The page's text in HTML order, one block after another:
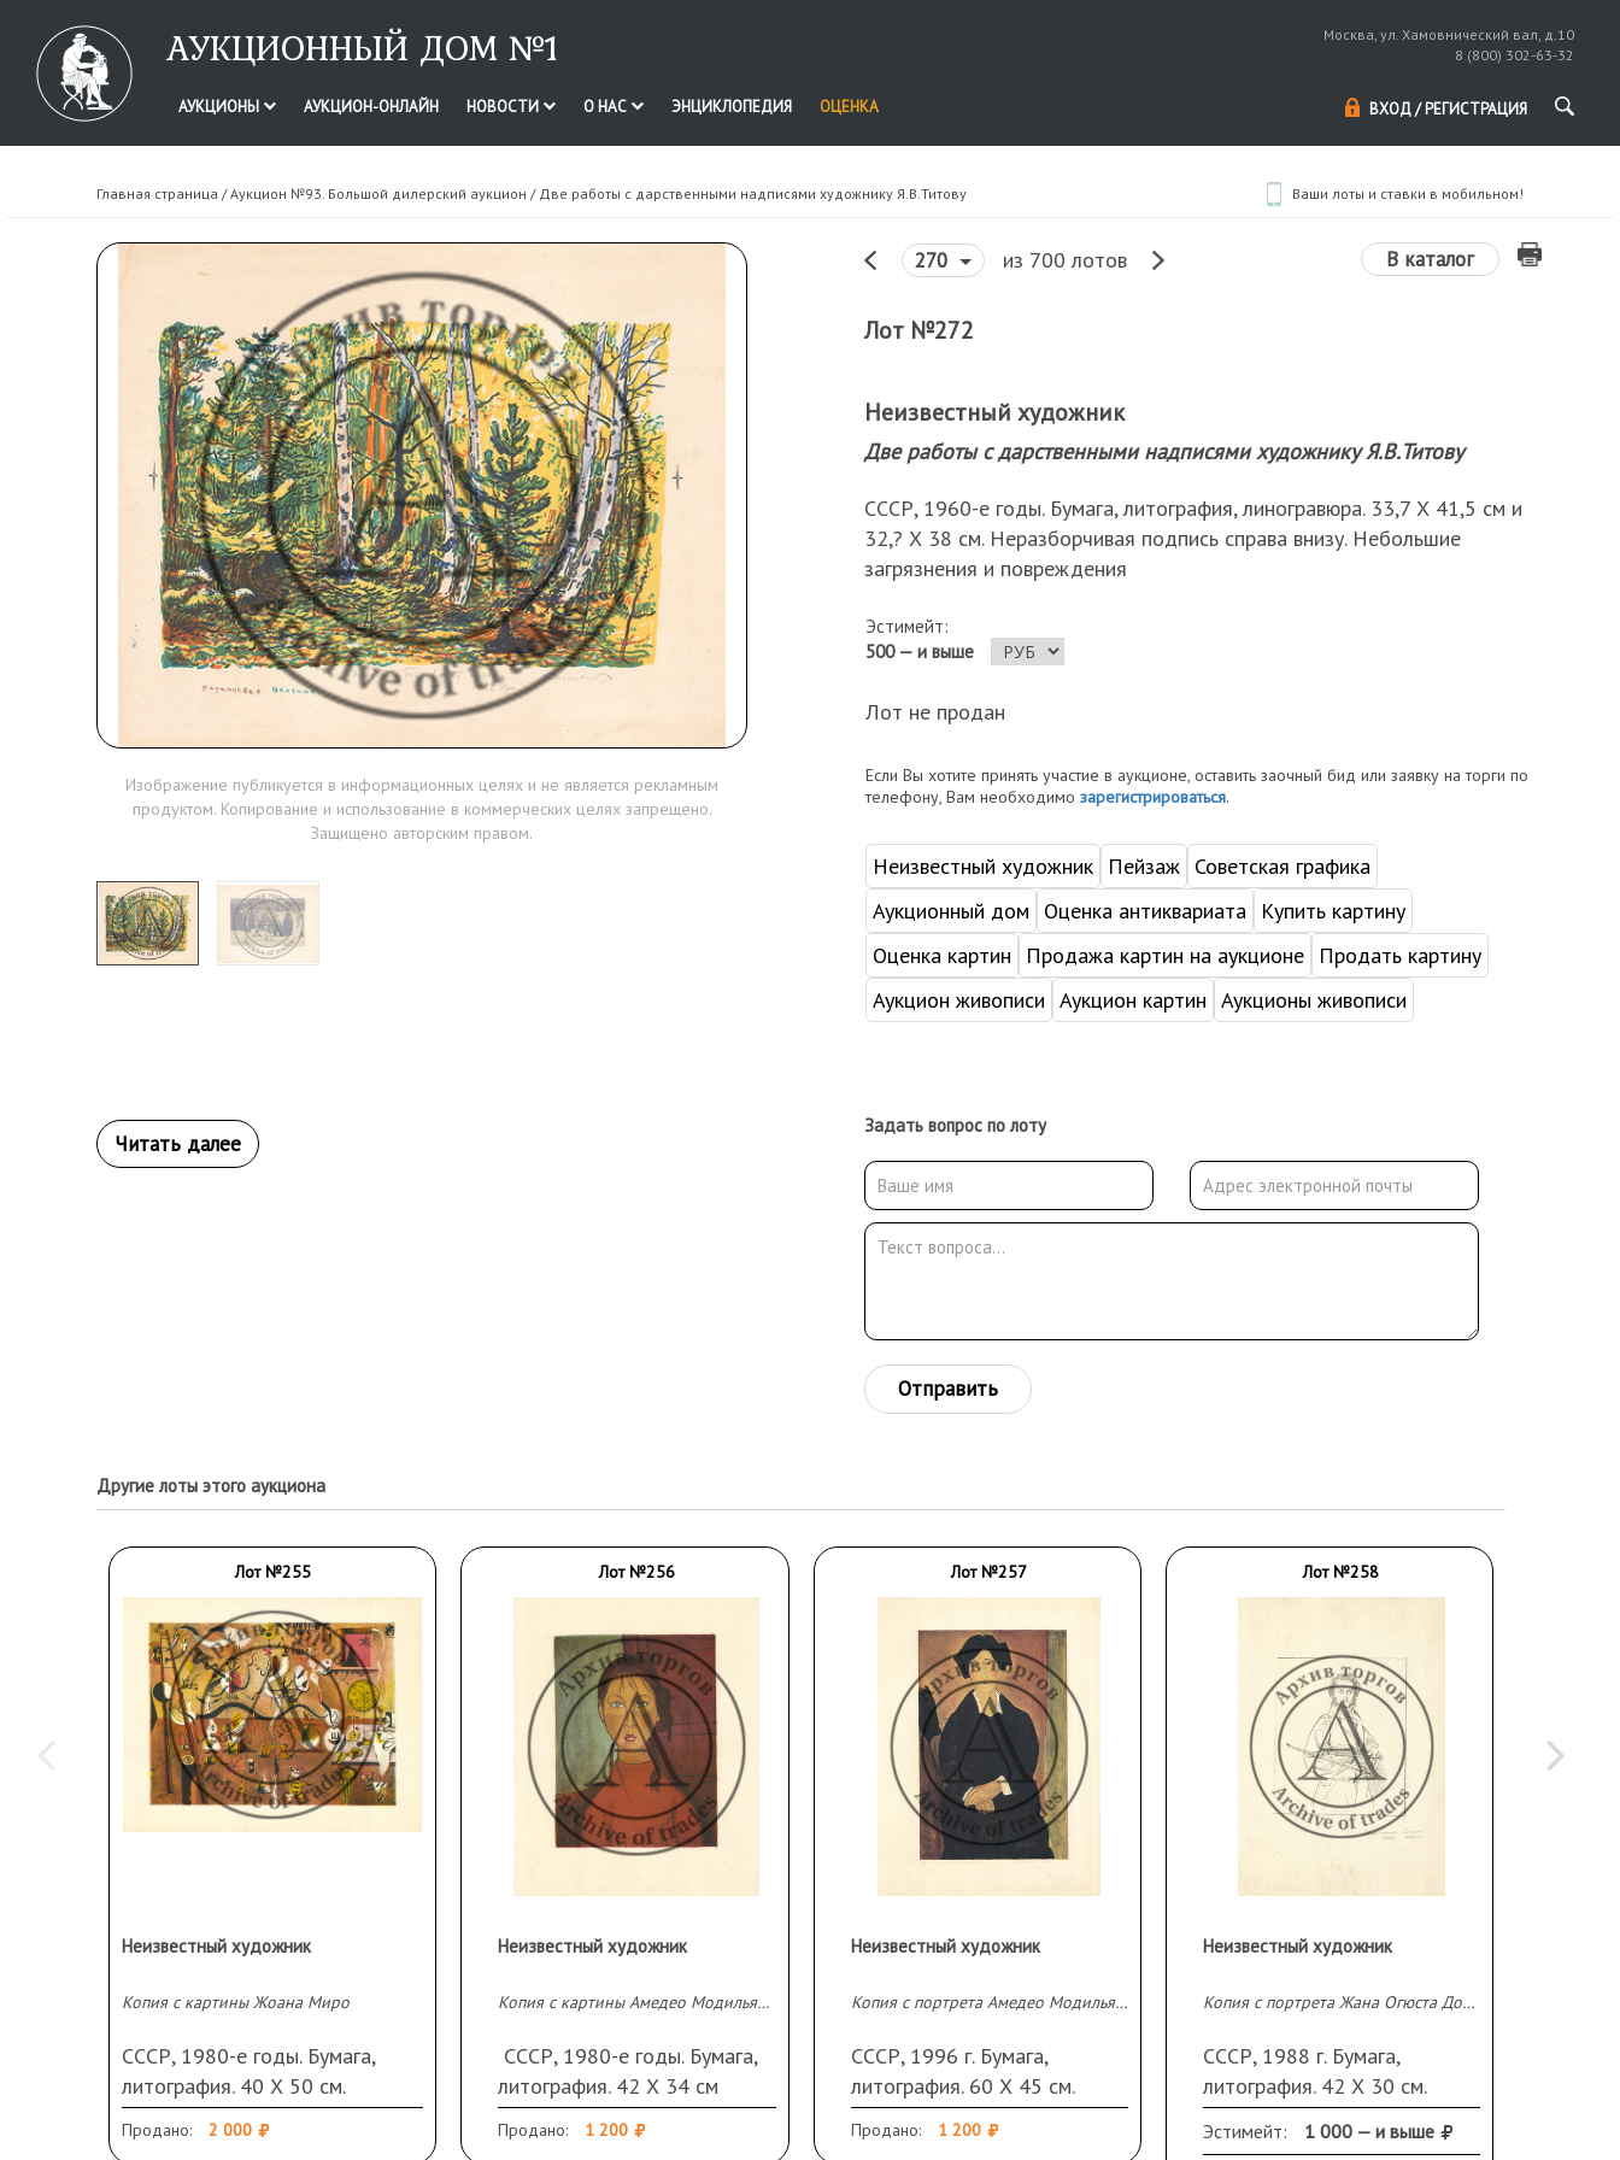
АУКЦИОННЫЙ ДОМ №1
Москва, ул. Хамовнический вал, д.10
8 (800) 302-63-32
АУКЦИОНЫ АУКЦИОН-ОНЛАЙН НОВОСТИ О НАС ЭНЦИКЛОПЕДИЯ ОЦЕНКА ВХОД / РЕГИСТРАЦИЯ
Главная страница /Аукцион №93. Большой дилерский аукцион / Две работы с дарственными надписями художнику Я.В.Титову Ваши лоты и ставки в мобильном!
Изображение публикуется в информационных целях и не является рекламным
продуктом. Копирование и использование в коммерческих целях запрещено.
Защищено авторским правом.
270 из 700 лотов В каталог
Лот №272
Неизвестный художник
Две работы с дарственными надписями художнику Я.В.Титову
СССР, 1960-е годы. Бумага, литография, линогравюра. 33,7 Х 41,5 см и
32,? Х 38 см. Неразборчивая подпись справа внизу. Небольшие
загрязнения и повреждения
Эстимейт:
500 — и выше
Лот не продан
Если Вы хотите принять участие в аукционе, оставить заочный бид или заявку на торги по
телефону, Вам необходимо зарегистрироваться.
Неизвестный художник Пейзаж Советская графика
Аукционный дом
Оценка антиквариата
Купить картину
Оценка картин
Продажа картин на аукционе
Продать картину
Аукцион живописи Аукцион картин Аукционы живописи
Задать вопрос по лоту
Отправить
Другие лоты этого аукциона
Лот №255
Неизвестный художник
Копия с картины Жоана Миро
СССР, 1980-е годы. Бумага,
литография. 40 Х 50 см.
Продано: 2 000
Лот №256
Неизвестный художник
Копия с картины Амедео Модильяни «Девочка с косичками»
СССР, 1980-е годы. Бумага,
литография. 42 Х 34 см
Продано: 1 200
Лот №257
Неизвестный художник
Копия с портрета Амедео Модильяни
СССР, 1996 г. Бумага,
литография. 60 Х 45 см.
Подпись и дата справа
внизу. Норме оттиска "4/6"
Продано: 1 200
Лот №258
Неизвестный художник
Копия с портрета Жана Огюста Доминика Энгра «Н. Паганини»
СССР, 1988 г. Бумага,
литография. 42 Х 30 см.
Неразборчивая подпись и
дата справа внизу.
Эстимейт: 1 000 — и выше